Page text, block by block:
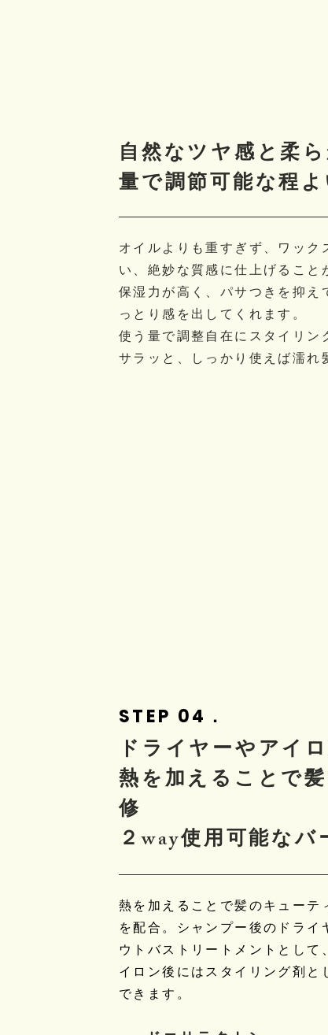
自然なツヤ感と柔
量で調節可能な程
オイルよりも重すぎず、ワック
い、絶妙な質感に仕上げること
保湿力が高く、パサつきを抑え
っとり感を出してくれます。
使う量で調整自在にスタイリン
サラッと、しっかり使えば濡れ
STEP 04．
ドライヤーやアイ
熱を加えることで
修
２way使用可能なバ
熱を加えることで髪のキューテ
を配合。シャンプー後のドライ
ウトバストリートメントとして
イロン後にはスタイリング剤と
できます。